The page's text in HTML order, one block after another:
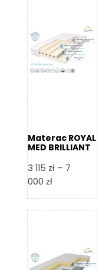
4
570 zł
Materac ROYAL
MED BRILLIANT
3 115 zł – 7
000 złZakres
od
7